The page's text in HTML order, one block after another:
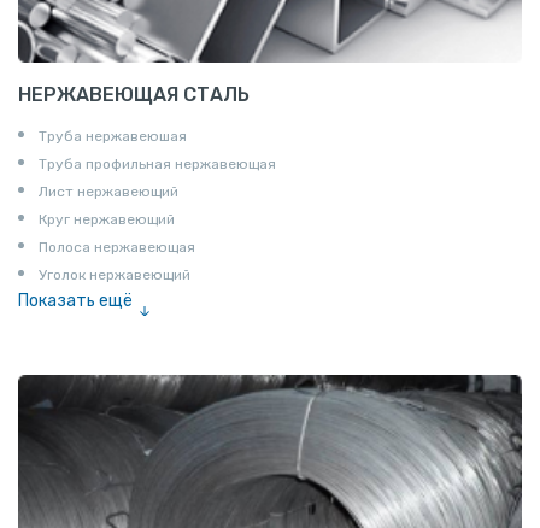
НЕРЖАВЕЮЩАЯ СТАЛЬ
Труба нержавеюшая
Труба профильная нержавеющая
Лист нержавеющий
Круг нержавеющий
Полоса нержавеющая
Уголок нержавеющий
Показать ещё